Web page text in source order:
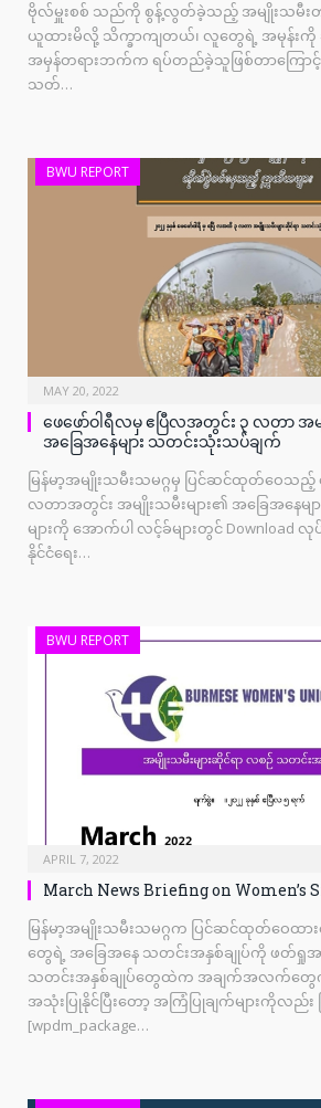
ဗိုလ်မှူးစစ် သည်ကို စွန့်လွတ်ခဲ့သည့် အမျိုးသမီးတ
ယူထားမိလို့ သိက္ခာကျတယ်၊ လူတွေရဲ့ အမုန်းကို
အမှန်တရားဘက်က ရပ်တည်ခဲ့သူဖြစ်တာကြေ
သတ်…
BWU REPORT
MAY 20, 2022
ဖေဖော်ဝါရီလမှ ဧပြီလအတွင်း ၃ လတာ အမ
အခြေအနေများ သတင်းသုံးသပ်ချက်
မြန်မာ့အမျိုးသမီးသမဂ္ဂမှ ပြင်ဆင်ထုတ်ဝေသည့်
လတာအတွင်း အမျိုးသမီးများ၏ အခြေအနေမ
များကို အောက်ပါ လင့်ခ်များတွင် Download
နိုင်ငံရေး…
BWU REPORT
APRIL 7, 2022
March News Briefing on Women’s
မြန်မာ့အမျိုးသမီးသမဂ္ဂက ပြင်ဆင်ထုတ်ဝေထ
တွေရဲ့ အခြေအနေ သတင်းအနှစ်ချုပ်ကို ဖတ်ရှုအား
သတင်းအနှစ်ချုပ်တွေထဲက အချက်အလက်တွ
အသုံးပြုနိုင်ပြီးတော့ အကြံပြုချက်များကိုလည်
[wpdm_package…